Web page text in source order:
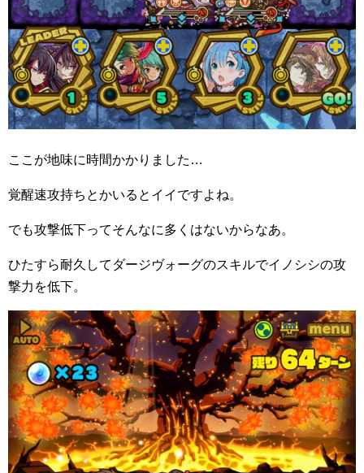
ここが地味に時間かかりました…
覚醒速攻持ちとかいるとイイですよね。
でも攻撃低下ってそんなに多くはないからなあ。
ひたすら耐久してダージヴォーグのスキルでイノシシの攻
撃力を低下。